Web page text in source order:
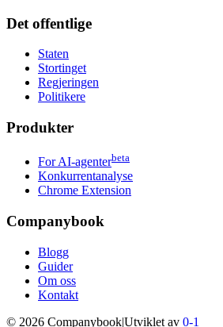
Det offentlige
Staten
Stortinget
Regjeringen
Politikere
Produkter
For AI-agenterbeta
Konkurrentanalyse
Chrome Extension
Companybook
Blogg
Guider
Om oss
Kontakt
© 2026 Companybook|Utviklet av 0-1